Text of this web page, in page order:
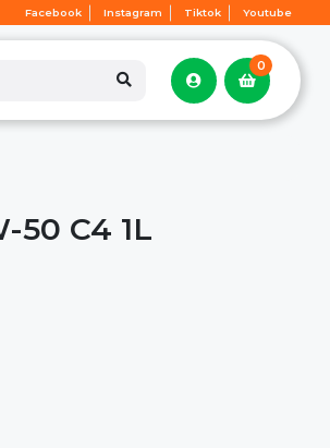
Facebook Instagram Tiktok Youtube
0
50 C4 1L